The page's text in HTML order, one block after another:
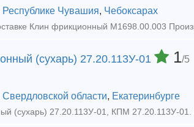
Республике Чувашия, Чебоксарах
Клин фрикционный М1698.00.003
(сухарь) 27.20.113У-01 1/5
Свердловской области, Екатеринбурге